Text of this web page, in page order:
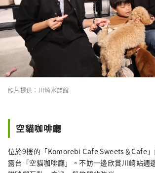
照片提供：川崎水族館
空貓咖啡廳
位於9樓的「Komorebi Cafe Sweets＆Cafe
露台「空貓咖啡廳」。不妨一邊欣賞川崎站週